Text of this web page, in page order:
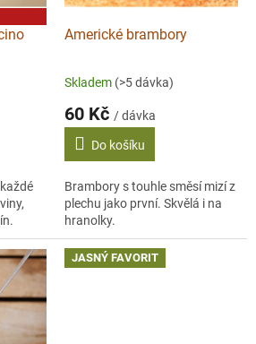
Americké brambory
Skladem (>5 dávka)
60 Kč / dávka
Do košíku
Brambory s touhle směsí mizí z
plechu jako první. Skvělá i na
hranolky.
JASNÝ FAVORIT